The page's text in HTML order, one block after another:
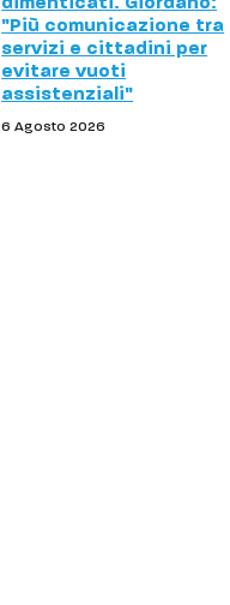
"Più comunicazione tra
servizi e cittadini per
evitare vuoti
assistenziali"
6 Agosto 2026